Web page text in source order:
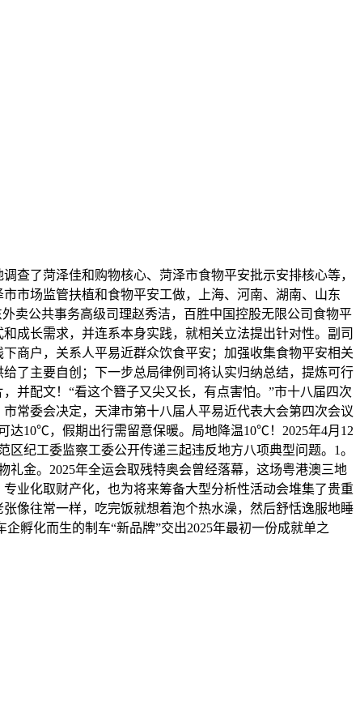
了菏泽佳和购物核心、菏泽市食物平安批示安排核心等，
市场监管扶植和食物平安工做，上海、河南、湖南、山东
卖公共事务高级司理赵秀洁，百胜中国控股无限公司食物平
成长需求，并连系本身实践，就相关立法提出针对性。副司
商户，关系人平易近群众饮食平安；加强收集食物平安相关
了主要自创；下一步总局律例司将认实归纳总结，提炼可行
并配文！“看这个簪子又尖又长，有点害怕。”市十八届四次
常委会决定，天津市第十八届人平易近代表大会第四次会议
达10℃，假期出行需留意保暖。局地降温10℃！2025年4月12
纪工委监察工委公开传递三起违反地方八项典型问题。1。
金。2025年全运会取残特奥会曾经落幕，这场粤港澳三地
业化取财产化，也为将来筹备大型分析性活动会堆集了贵重
像往常一样，吃完饭就想着泡个热水澡，然后舒恬逸服地睡
孵化而生的制车“新品牌”交出2025年最初一份成就单之